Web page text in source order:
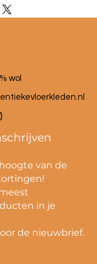
2 tot 4 cm
wol
van de
in je
de nieuwbrief.